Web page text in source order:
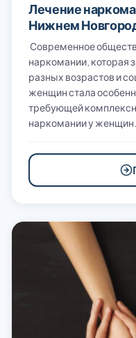
Лечение
Нижнем
Современное
наркомании, которая
разных возрастов и
женщин стала
требующей
наркомании у женщин…